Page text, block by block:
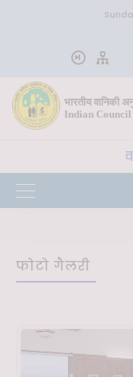
भारतीय वानिकी
Indian Council
CoE-SLM,
फोटो गैलरी